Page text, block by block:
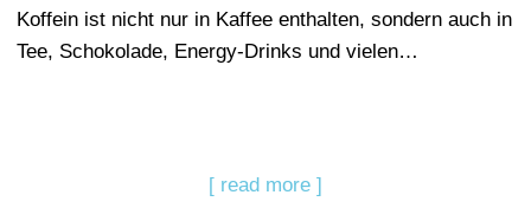
Koffein ist nicht nur in Kaffee enthalten, sondern auch in
Tee, Schokolade, Energy-Drinks und vielen…
[ read more ]